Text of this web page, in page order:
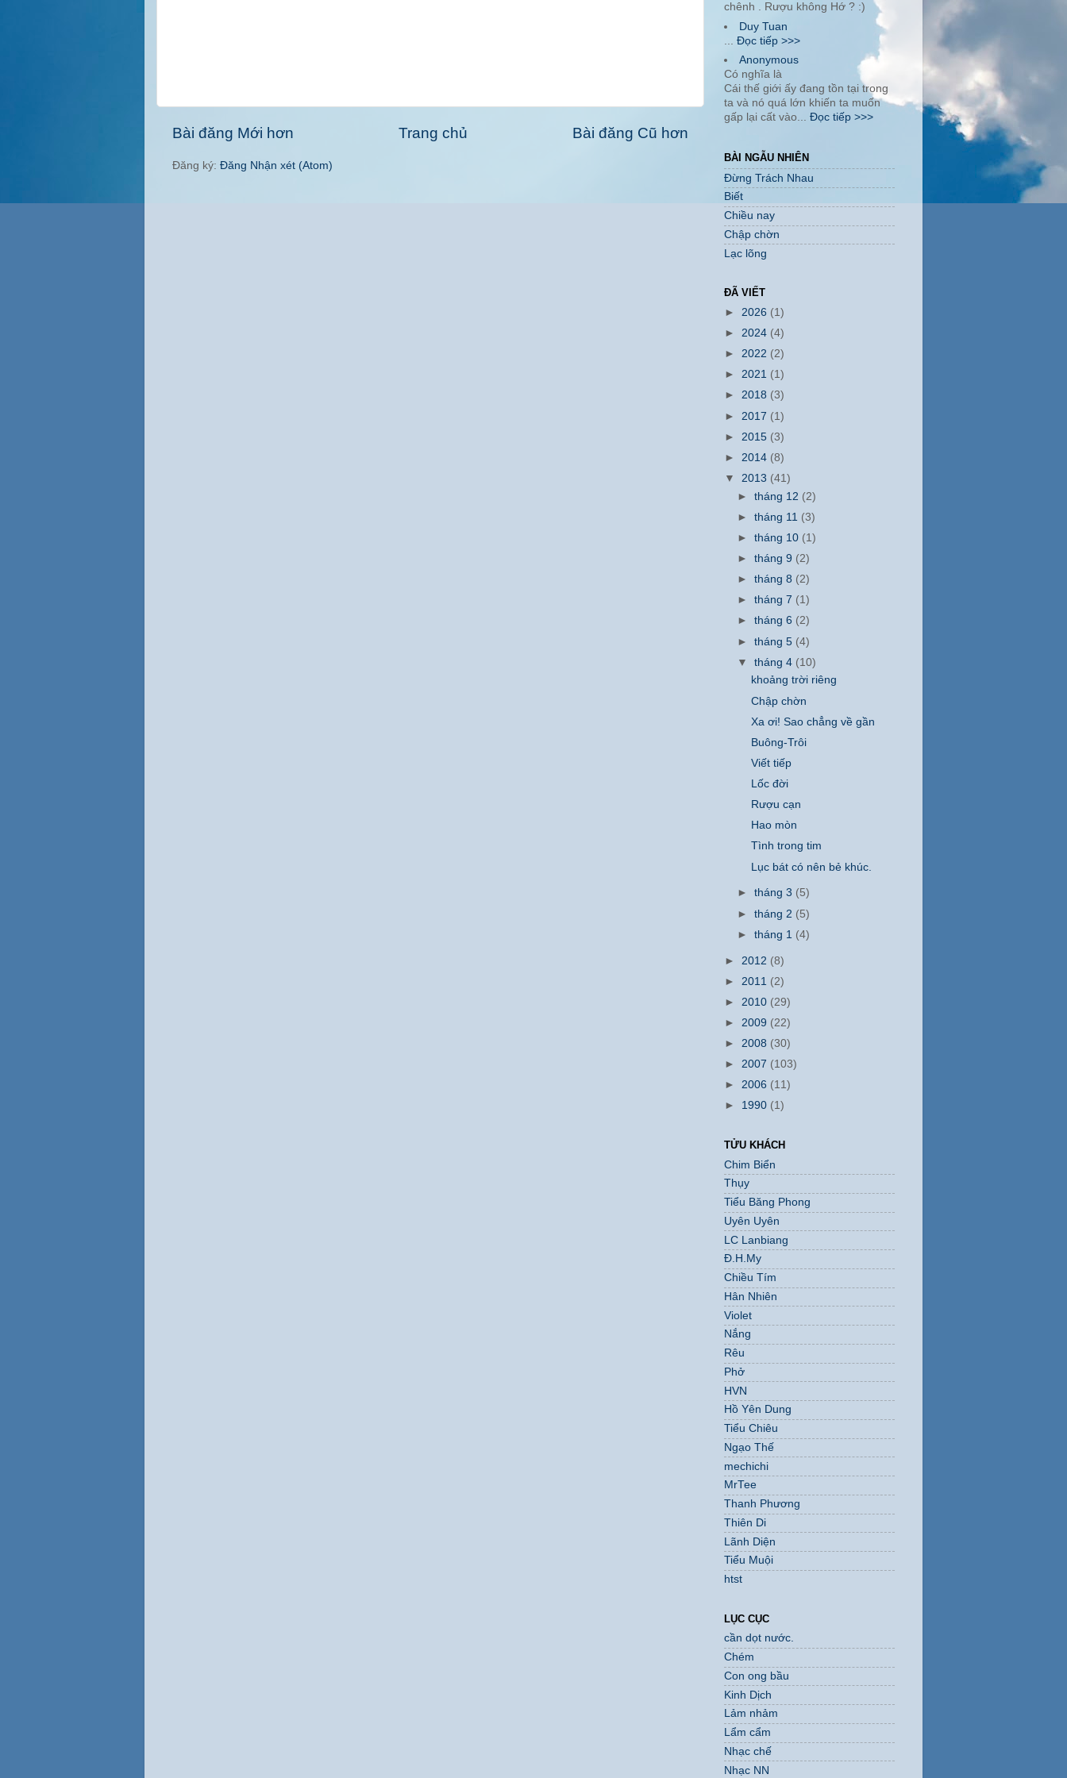
Bài đăng Mới hơn Bài đăng Cũ hơn
Trang chủ
Đăng ký: Đăng Nhận xét (Atom)
chênh . Rượu không Hớ ? :)
Duy Tuan
Đọc tiếp >>>
Anonymous
Có nghĩa là
Cái thế giới ấy đang tồn tại trong
ta và nó quá lớn khiến ta muốn
gấp lại cất vào... Đọc tiếp >>>
BÀI NGẪU NHIÊN
Đừng Trách Nhau
Biết
Chiều nay
Chập chờn
Lạc lõng
ĐÃ VIẾT
► 2026 (1)
► 2024 (4)
► 2022 (2)
► 2021 (1)
► 2018 (3)
► 2017 (1)
► 2015 (3)
► 2014 (8)
▼ 2013 (41)
►tháng 12 (2)
►tháng 11 (3)
►tháng 10 (1)
►tháng 9 (2)
►tháng 8 (2)
►tháng 7 (1)
►tháng 6 (2)
►tháng 5 (4)
▼tháng 4 (10)
khoảng trời riêng
Chập chờn
Xa ơi! Sao chẳng về gần
Buông-Trôi
Viết tiếp
Lốc đời
Rượu cạn
Hao mòn
Tình trong tim
Lục bát có nên bẻ khúc.
►tháng 3 (5)
►tháng 2 (5)
►tháng 1 (4)
► 2012 (8)
► 2011 (2)
► 2010 (29)
► 2009 (22)
► 2008 (30)
► 2007 (103)
► 2006 (11)
► 1990 (1)
TỬU KHÁCH
Chim Biển
Thụy
Tiểu Băng Phong
Uyên Uyên
LC Lanbiang
Đ.H.My
Chiều Tím
Hân Nhiên
Violet
Nắng
Rêu
Phở
HVN
Hồ Yên Dung
Tiểu Chiêu
Ngạo Thế
mechichi
MrTee
Thanh Phương
Thiên Di
Lãnh Diện
Tiểu Muội
htst
LỤC CỤC
cần dọt nước.
Chém
Con ong bầu
Kinh Dịch
Lảm nhảm
Lẩm cẩm
Nhạc chế
Nhạc NN